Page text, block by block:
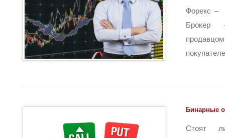
Форекс –
Брокер
Бинарные
Стоят